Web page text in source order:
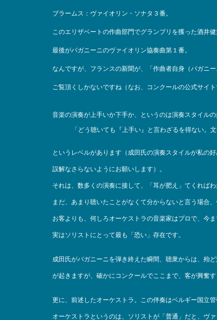
ブラームス：ヴァイオリン・ソナタ３番。
このエリザベートの作曲部門でグランプリを獲った酒井
最後がパガニーニのヴァイオリン協奏曲第１番。
なんですが、フランスの新聞が、「作曲者自身（パガニ
ご覧頂くしかないですね（なお、コンクールの公式サイ
音楽の演奏が上手いか下手か、というのは演奏スタイル
「どう聴いても『上手い』と言わざるを得ない。
というレベルがあります（成田氏の演奏スタイルが私の
誤解なさらないようにお願いします）。
それは、数多くの演奏に接して、「耳が肥え」てくれば
まだ、あまり聴いたことがなくて分からないと言う場合
お客よりも、何しろオーケストラの音楽家はプロで、今
実はソリストにとって最も「恐い」存在です。
成田氏がパガニーニを弾き終えた瞬間、聴衆からは、殆
が起きますが、確かにコンクールでここまで、客が興奮
更に、前述したオーケストラ。この伴奏はベルギー国立
オーケストラというのは、ソリストが「普通」だと、ヴ